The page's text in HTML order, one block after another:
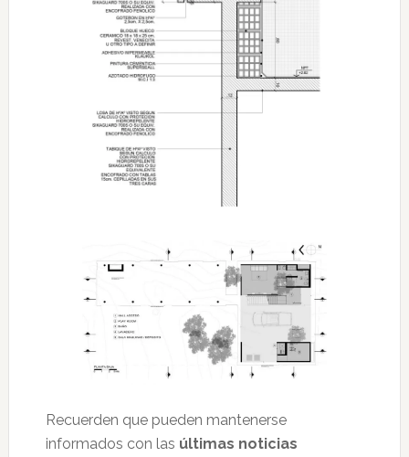
Recuerden que pueden mantenerse
informados con las últimas noticias